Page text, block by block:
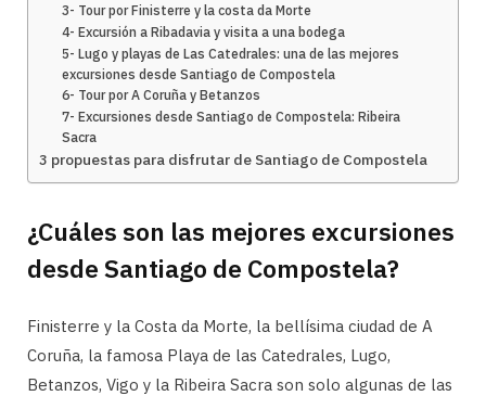
3- Tour por Finisterre y la costa da Morte
4- Excursión a Ribadavia y visita a una bodega
5- Lugo y playas de Las Catedrales: una de las mejores
excursiones desde Santiago de Compostela
6- Tour por A Coruña y Betanzos
7- Excursiones desde Santiago de Compostela: Ribeira
Sacra
3 propuestas para disfrutar de Santiago de Compostela
¿Cuáles son las mejores excursiones
desde Santiago de Compostela?
Finisterre y la Costa da Morte, la bellísima ciudad de A
Coruña, la famosa Playa de las Catedrales, Lugo,
Betanzos, Vigo y la Ribeira Sacra son solo algunas de las